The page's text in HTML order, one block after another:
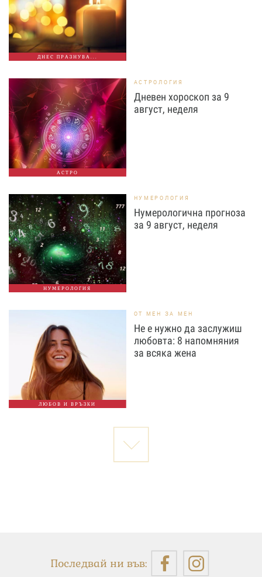
ДНЕС ПРАЗНУВА...
АСТРО
АСТРОЛОГИЯ
Дневен хороскоп за 9
август, неделя
НУМЕРОЛОГИЯ
НУМЕРОЛОГИЯ
Нумерологична прогноза
за 9 август, неделя
ЛЮБОВ И ВРЪЗКИ
ОТ МЕН ЗА МЕН
Не е нужно да заслужиш
любовта: 8 напомняния
за всяка жена
Последвай ни във: